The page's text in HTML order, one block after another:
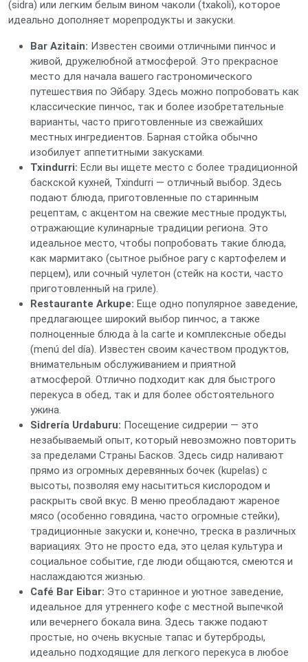
(sidra) или легким белым вином чаколи (txakoli), которое
идеально дополняет морепродукты и закуски.
Bar Azitain: Известен своими отличными пинчос и
живой, дружелюбной атмосферой. Это прекрасное
место для начала вашего гастрономического
путешествия по Эйбару. Здесь можно попробовать как
классические пинчос, так и более изобретательные
варианты, часто приготовленные из свежайших
местных ингредиентов. Барная стойка обычно
изобилует аппетитными закусками.
Txindurri: Если вы ищете место с более традиционной
баскской кухней, Txindurri — отличный выбор. Здесь
подают блюда, приготовленные по старинным
рецептам, с акцентом на свежие местные продукты,
отражающие кулинарные традиции региона. Это
идеальное место, чтобы попробовать такие блюда,
как мармитако (сытное рыбное рагу с картофелем и
перцем), или сочный чулетон (стейк на кости, часто
приготовленный на гриле).
Restaurante Arkupe: Еще одно популярное заведение,
предлагающее широкий выбор пинчос, а также
полноценные блюда à la carte и комплексные обеды
(menú del día). Известен своим качеством продуктов,
внимательным обслуживанием и приятной
атмосферой. Отлично подходит как для быстрого
перекуса в обед, так и для более обстоятельного
ужина.
Sidrería Urdaburu: Посещение сидрерии — это
незабываемый опыт, который невозможно повторить
за пределами Страны Басков. Здесь сидр наливают
прямо из огромных деревянных бочек (kupelas) с
высоты, позволяя ему насытиться кислородом и
раскрыть свой вкус. В меню преобладают жареное
мясо (особенно говядина, часто огромные стейки),
традиционные закуски и, конечно, треска в различных
вариациях. Это не просто еда, это целая культура и
социальное событие, где люди общаются, смеются и
наслаждаются жизнью.
Café Bar Eibar: Это старинное и уютное заведение,
идеальное для утреннего кофе с местной выпечкой
или вечернего бокала вина. Здесь также подают
простые, но очень вкусные тапас и бутерброды,
идеально подходящие для легкого перекуса в любое